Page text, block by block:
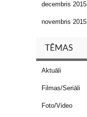
decembris 2015
novembris 2015
TĒMAS
Aktuāli
Filmas/Seriāli
Foto/Video